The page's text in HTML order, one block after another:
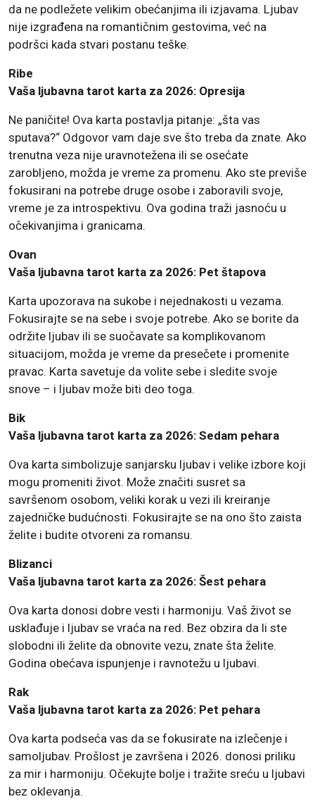
da ne podležete velikim obećanjima ili izjavama. Ljubav
nije izgrađena na romantičnim gestovima, već na
podršci kada stvari postanu teške.
Ribe
Vaša ljubavna tarot karta za 2026: Opresija
Ne paničite! Ova karta postavlja pitanje: „šta vas
sputava?“ Odgovor vam daje sve što treba da znate. Ako
trenutna veza nije uravnotežena ili se osećate
zarobljeno, možda je vreme za promenu. Ako ste previše
fokusirani na potrebe druge osobe i zaboravili svoje,
vreme je za introspektivu. Ova godina traži jasnoću u
očekivanjima i granicama.
Ovan
Vaša ljubavna tarot karta za 2026: Pet štapova
Karta upozorava na sukobe i nejednakosti u vezama.
Fokusirajte se na sebe i svoje potrebe. Ako se borite da
održite ljubav ili se suočavate sa komplikovanom
situacijom, možda je vreme da presečete i promenite
pravac. Karta savetuje da volite sebe i sledite svoje
snove – i ljubav može biti deo toga.
Bik
Vaša ljubavna tarot karta za 2026: Sedam pehara
Ova karta simbolizuje sanjarsku ljubav i velike izbore koji
mogu promeniti život. Može značiti susret sa
savršenom osobom, veliki korak u vezi ili kreiranje
zajedničke budućnosti. Fokusirajte se na ono što zaista
želite i budite otvoreni za romansu.
Blizanci
Vaša ljubavna tarot karta za 2026: Šest pehara
Ova karta donosi dobre vesti i harmoniju. Vaš život se
usklađuje i ljubav se vraća na red. Bez obzira da li ste
slobodni ili želite da obnovite vezu, znate šta želite.
Godina obećava ispunjenje i ravnotežu u ljubavi.
Rak
Vaša ljubavna tarot karta za 2026: Pet pehara
Ova karta podseća vas da se fokusirate na izlečenje i
samoljubav. Prošlost je završena i 2026. donosi priliku
za mir i harmoniju. Očekujte bolje i tražite sreću u ljubavi
bez oklevanja.